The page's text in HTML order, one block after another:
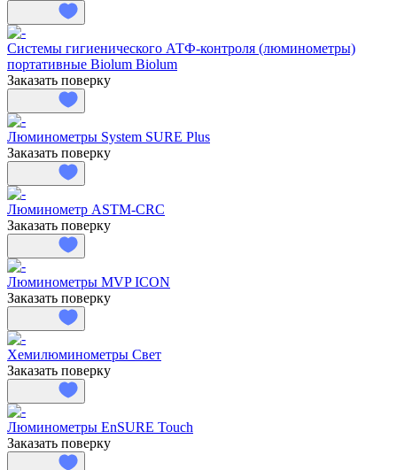
Системы гигиенического АТФ-контроля (люминометры)
портативные Biolum Biolum
Заказать поверку
Люминометры System SURE Plus
Заказать поверку
Люминометр ASTM-CRC
Заказать поверку
Люминометры MVP ICON
Заказать поверку
Хемилюминометры Свет
Заказать поверку
Люминометры EnSURE Touch
Заказать поверку